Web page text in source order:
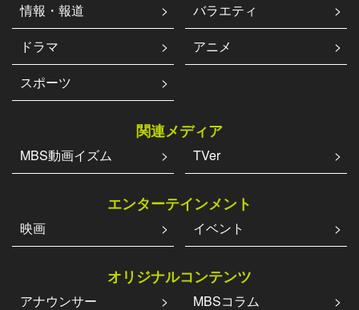
情報・報道
バラエティ
ドラマ
アニメ
スポーツ
関連メディア
MBS動画イズム TVer
エンターテインメント
映画 イベント
オリジナルコンテンツ
アナウンサー MBSコラム